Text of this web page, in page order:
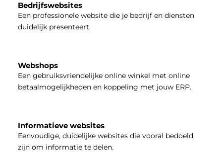
Bedrijfswebsites
Een professionele website die je bedrijf en diensten
duidelijk presenteert.
Webshops
Een gebruiksvriendelijke online winkel met online
betaalmogelijkheden en koppeling met jouw ERP.
Informatieve websites
Eenvoudige, duidelijke websites die vooral bedoeld
zijn om informatie te delen.